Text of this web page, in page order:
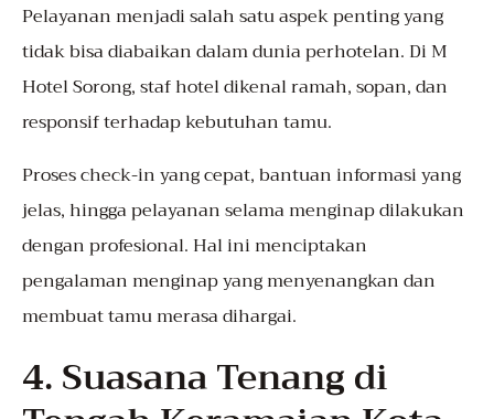
Pelayanan menjadi salah satu aspek penting yang
tidak bisa diabaikan dalam dunia perhotelan. Di M
Hotel Sorong, staf hotel dikenal ramah, sopan, dan
responsif terhadap kebutuhan tamu.
Proses check-in yang cepat, bantuan informasi yang
jelas, hingga pelayanan selama menginap dilakukan
dengan profesional. Hal ini menciptakan
pengalaman menginap yang menyenangkan dan
membuat tamu merasa dihargai.
4. Suasana Tenang di